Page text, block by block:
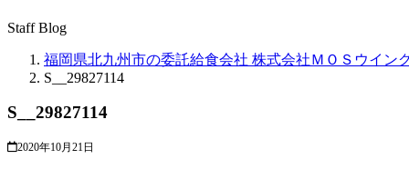
Staff Blog
福岡県北九州市の委託給食会社 株式会社ＭＯＳウイン
S__29827114
S__29827114
2020年10月21日